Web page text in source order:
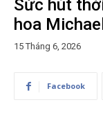
Sức hút
hoa
15 Tháng 6, 2026
Facebook